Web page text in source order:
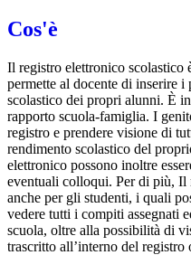
Cos'è
Il registro elettronico scolastico
permette al docente di inserire
scolastico dei propri alunni. È
rapporto scuola-famiglia. I
registro e prendere visione di
rendimento scolastico del
elettronico possono inoltre
eventuali colloqui. Per di più, Il
anche per gli studenti, i quali
vedere tutti i compiti assegnati
scuola, oltre alla possibilità di
trascritto all’interno del registro